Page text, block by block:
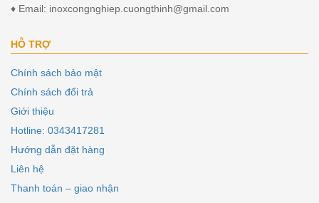
♦ Email: inoxcongnghiep.cuongthinh@gmail.com
HỖ TRỢ
Chính sách bảo mật
Chính sách đổi trả
Giới thiệu
Hotline: 0343417281
Hướng dẫn đặt hàng
Liên hệ
Thanh toán – giao nhận